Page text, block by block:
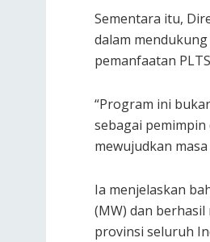
Sementara itu,
dalam
pemanfaatan
“Program ini
sebagai
mewujudkan
Ia menjelaskan
(MW) dan
provinsi seluruh